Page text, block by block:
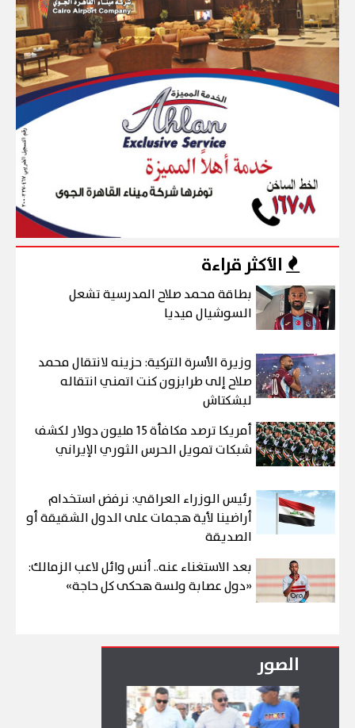
الأكثر قراءة
بطاقة محمد صلاح المدرسية تشعل
السوشيال ميديا
وزيرة الأسرة التركية: حزينه لانتقال محمد
صلاح إلى طرابزون كنت اتمني انتقاله
لبشكتاش
أمريكا ترصد مكافأة 15 مليون دولار لكشف
شبكات تمويل الحرس الثوري الإيراني
رئيس الوزراء العراقي: نرفض استخدام
أراضينا لأية هجمات على الدول الشقيقة أو
الصديقة
بعد الاستغناء عنه.. أنس وائل لاعب الزمالك:
«دول عصابة ولسة هحكى كل حاجة»
الصور